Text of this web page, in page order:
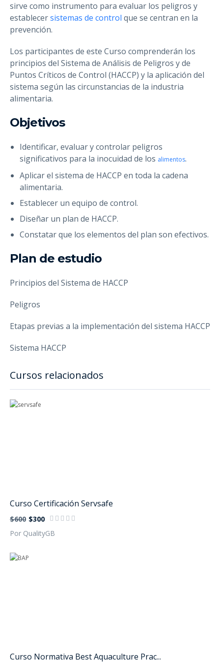
sirve como instrumento para evaluar los peligros y
establecersistemas de control que se centran en la
prevención.
Los participantes de este Curso comprenderán los
principios del Sistema de Análisis de Peligros y de
Puntos Críticos de Control (HACCP) y la aplicación del
sistema según las circunstancias de la industria
alimentaria.
Objetivos
Identificar, evaluar y controlar peligros
significativos para la inocuidad de los alimentos.
Aplicar el sistema de HACCP en toda la cadena
alimentaria.
Establecer un equipo de control.
Diseñar un plan de HACCP.
Constatar que los elementos del plan son efectivos.
Plan de estudio
Principios del Sistema de HACCP
Peligros
Etapas previas a la implementación del sistema HACCP
Sistema HACCP
Cursos relacionados
Curso Certificación Servsafe
$600 $300
Por QualityGB
Curso Normativa Best Aquaculture Prac...